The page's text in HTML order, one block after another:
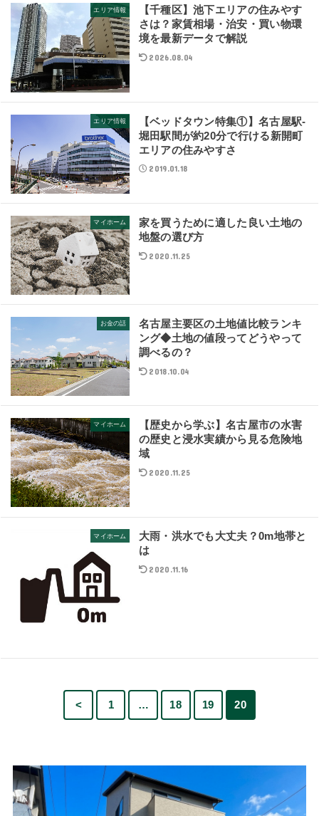
エリア情報
【千種区】池下エリアの住みやす
さは？家賃相場・治安・買い物環
境を最新データで解説
2026.08.04
エリア情報
【ベッドタウン特集①】名古屋駅-
堀田駅間が約20分で行ける新開町
エリアの住みやすさ
2019.01.18
マイホーム
家を買うために適した良い土地の
地盤の選び方
2020.11.25
お金の話
名古屋主要区の土地値比較ランキ
ング◆土地の値段ってどうやって
調べるの？
2018.10.04
マイホーム
【歴史から学ぶ】名古屋市の水害
の歴史と浸水実績から見る危険地
域
2020.11.25
マイホーム
大雨・洪水でも大丈夫？0m地帯と
は
2020.11.16
< 1 … 18 19 20